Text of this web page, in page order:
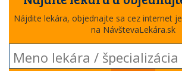
Nájdite lekára, objednajte sa cez internet
na NávštevaLekára.sk